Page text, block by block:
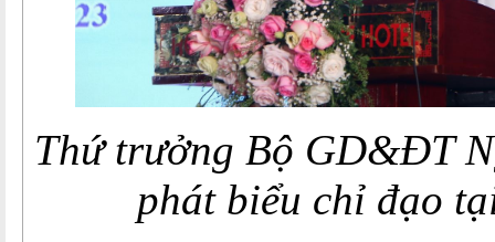
Thứ trưởng Bộ GD&ĐT
phát biểu chỉ đạo